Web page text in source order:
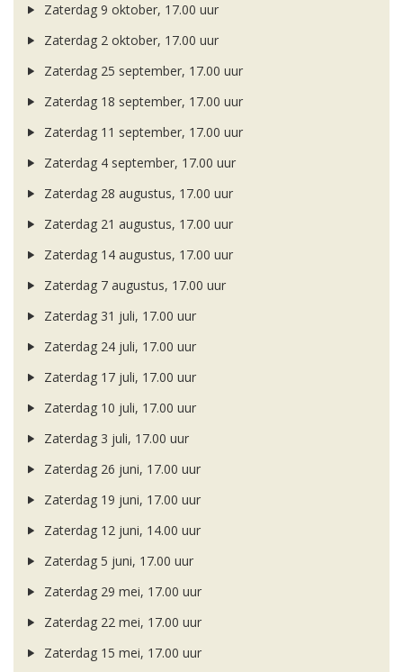
Zaterdag 9 oktober, 17.00 uur
Zaterdag 2 oktober, 17.00 uur
Zaterdag 25 september, 17.00 uur
Zaterdag 18 september, 17.00 uur
Zaterdag 11 september, 17.00 uur
Zaterdag 4 september, 17.00 uur
Zaterdag 28 augustus, 17.00 uur
Zaterdag 21 augustus, 17.00 uur
Zaterdag 14 augustus, 17.00 uur
Zaterdag 7 augustus, 17.00 uur
Zaterdag 31 juli, 17.00 uur
Zaterdag 24 juli, 17.00 uur
Zaterdag 17 juli, 17.00 uur
Zaterdag 10 juli, 17.00 uur
Zaterdag 3 juli, 17.00 uur
Zaterdag 26 juni, 17.00 uur
Zaterdag 19 juni, 17.00 uur
Zaterdag 12 juni, 14.00 uur
Zaterdag 5 juni, 17.00 uur
Zaterdag 29 mei, 17.00 uur
Zaterdag 22 mei, 17.00 uur
Zaterdag 15 mei, 17.00 uur